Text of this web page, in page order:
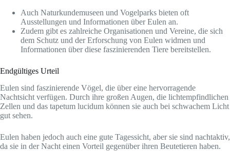
Auch Naturkundemuseen und Vogelparks bieten oft
Ausstellungen und Informationen über Eulen an.
Zudem gibt es zahlreiche Organisationen und Vereine, die sich
dem Schutz und der Erforschung von Eulen widmen und
Informationen über diese faszinierenden Tiere bereitstellen.
Endgültiges Urteil
Eulen sind faszinierende Vögel, die über eine hervorragende
Nachtsicht verfügen. Durch ihre großen Augen, die lichtempfindlichen
Zellen und das tapetum lucidum können sie auch bei schwachem Licht
gut sehen.
Eulen haben jedoch auch eine gute Tagessicht, aber sie sind nachtaktiv,
da sie in der Nacht einen Vorteil gegenüber ihren Beutetieren haben.